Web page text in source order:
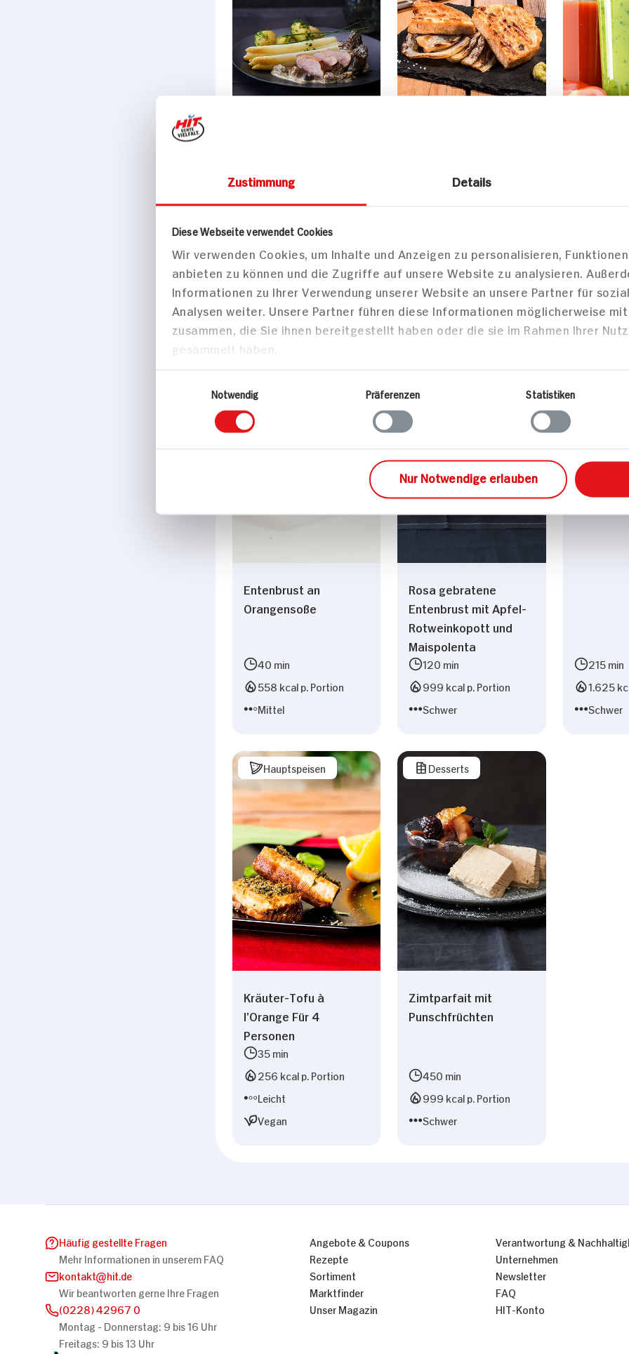
Zustimmung Details
Diese Webseite verwendet Cookies
Wir verwenden Cookies, um Inhalte und Anzeigen zu personalisieren,
anbieten zu können und die Zugriffe auf unsere Website zu analysieren.
Informationen zu Ihrer Verwendung unserer Website an unsere Partner für
Analysen weiter. Unsere Partner führen diese Informationen möglicherweise
zusammen, die Sie ihnen bereitgestellt haben oder die sie im Rahmen Ihrer
gesammelt haben.
Notwendig
Präferenzen Statistiken
Nur Notwendige erlauben
Kalbsrückensteak in
Spargel
90 min
737 kcal p. Portion
Schwer
Fenchel und Valess-
408 kcal p. Portion
Leicht
Vegetarisch
394
Leicht
Entenbrust an
Orangensoße
40 min
558 kcal p. Portion
Mittel
Rosa gebratene
Entenbrust mit Apfel-
Rotweinkopott und
Maispolenta
120 min
999 kcal p. Portion
Schwer
Rotkohl
215 min
1.625
Schwer
Hauptspeisen
Kräuter-Tofu à
l’Orange Für 4
Personen
35 min
256 kcal p. Portion
Leicht
Vegan
Desserts
Zimtparfait mit
Punschfrüchten
450 min
999 kcal p. Portion
Schwer
Häufig gestellte Fragen
Mehr Informationen in unserem FAQ
kontakt
hit.de
Wir beantworten gerne Ihre Fragen
(0228) 42967 0
Montag - Donnerstag: 9 bis 16 Uhr
Freitags: 9 bis 13 Uhr
Angebote & Coupons
Rezepte
Sortiment
Marktfinder
Unser Magazin
Verantwortung &
Unternehmen
Newsletter
FAQ
HIT-Konto